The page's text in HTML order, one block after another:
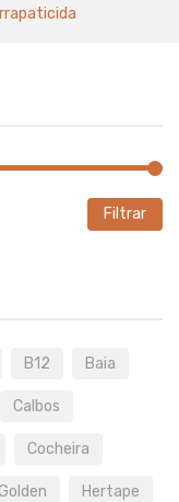
Filtrar
B12 Baia
Calbos
Cocheira
Golden Hertape